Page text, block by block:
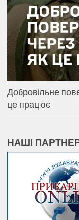
Добровільне
це працює
НАШІ